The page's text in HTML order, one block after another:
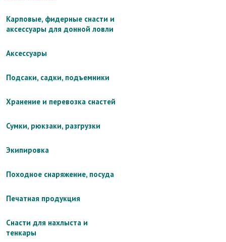
Карповые, фидерные снасти и
аксессуары для донной ловли
Аксессуары
Подсаки, садки, подъемники
Хранение и перевозка снастей
Сумки, рюкзаки, разгрузки
Экипировка
Походное снаряжение, посуда
Печатная продукция
Снасти для нахлыста и
тенкары